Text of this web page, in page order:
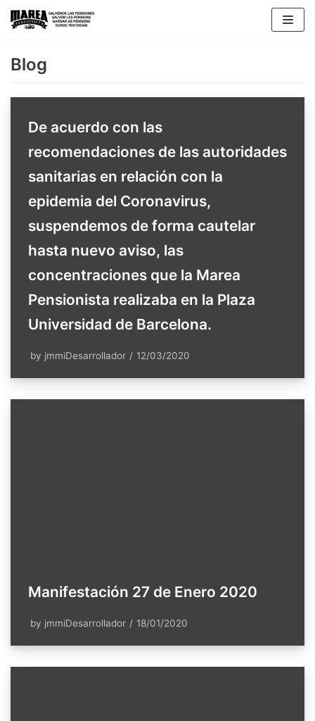
Skip
Blog
De acuerdo con las
recomendaciones de las autoridades
sanitarias en relación con la
epidemia del Coronavirus,
suspendemos de forma cautelar
hasta nuevo aviso, las
concentraciones que la Marea
Pensionista realizaba en la Plaza
Universidad de Barcelona.
by jmmiDesarrollador 12/03/2020
Manifestación 27 de Enero 2020
by jmmiDesarrollador 18/01/2020